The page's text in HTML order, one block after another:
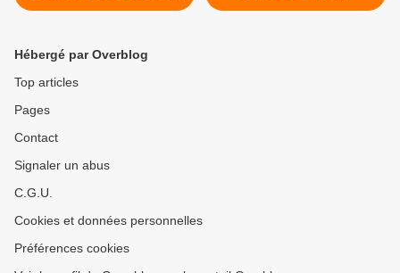
SAINT GAUDENS
Hébergé par Overblog
Top articles
Pages
Contact
Signaler un abus
C.G.U.
Cookies et données personnelles
Préférences cookies